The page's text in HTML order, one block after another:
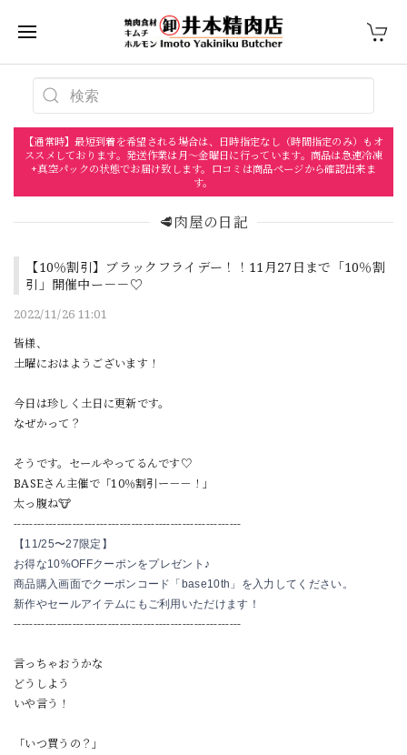
【通常時】最短到着を希望される場合は、日時指定なし（時間指定のみ）もオ
ススメしております。発送作業は月〜金曜日に行っています。商品は急速冷凍
+真空パックの状態でお届け致します。口コミは商品ページから確認出来ま
す。
🥩肉屋の日記
【10％割引】ブラックフライデー！！11月27日まで「10％割
引」開催中ー－－♡
2022/11/26 11:01
皆様、
土曜におはようございます！
今日は珍しく土日に更新です。
なぜかって？
そうです。セールやってるんです♡
BASEさん主催で「10％割引ー－－！」
太っ腹ね🐮
----------------------------------------------------------
【11/25〜27限定】
お得な10%OFFクーポンをプレゼント♪
商品購入画面でクーポンコード「base10th」を入力してください。
新作やセールアイテムにもご利用いただけます！
----------------------------------------------------------
言っちゃおうかな
どうしよう
いや言う！
「いつ買うの？」